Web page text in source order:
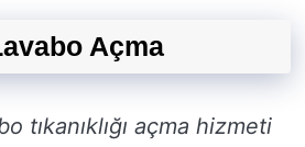
Açma
tıkanıklığı açma hizmeti